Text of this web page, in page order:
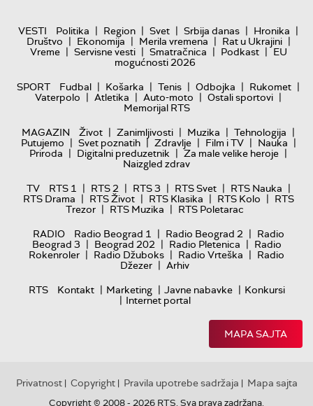
VESTI Politika | Region | Svet | Srbija danas | Hronika |
Društvo | Ekonomija | Merila vremena | Rat u Ukrajini |
Vreme | Servisne vesti | Smatračnica | Podkast | EU
mogućnosti 2026
SPORT
Fudbal | Košarka | Tenis | Odbojka | Rukomet |
Vaterpolo | Atletika | Auto-moto | Ostali sportovi |
Memorijal RTS
MAGAZIN
Život | Zanimljivosti | Muzika | Tehnologija |
Putujemo | Svet poznatih | Zdravlje | Film i TV | Nauka |
Priroda | Digitalni preduzetnik | Za male velike heroje |
Naizgled zdrav
TV
RTS 1 | RTS 2 | RTS 3 | RTS Svet | RTS Nauka |
RTS Drama | RTS Život | RTS Klasika | RTS Kolo | RTS
Trezor | RTS Muzika | RTS Poletarac
RADIO
Radio Beograd 1 | Radio Beograd 2 | Radio
Beograd 3 | Beograd 202 | Radio Pletenica | Radio
Rokenroler | Radio Džuboks | Radio Vrteška | Radio
Džezer | Arhiv
RTS
Kontakt | Marketing | Javne nabavke | Konkursi
| Internet portal
MAPA SAJTA
Privatnost| Copyright| Pravila upotrebe sadržaja | Mapa sajta
Copyright © 2008 - 2026 RTS. Sva prava zadržana.